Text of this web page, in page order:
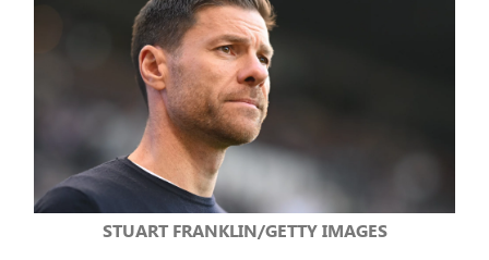
STUART FRANKLIN/GETTY IMAGES